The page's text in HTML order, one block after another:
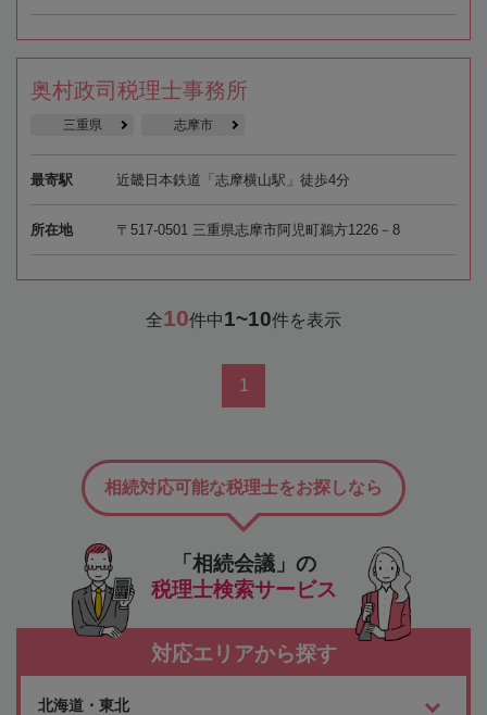
奥村政司税理士事務所
三重県 志摩市
最寄駅 近畿日本鉄道「志摩横山駅」徒歩4分
所在地 〒517-0501 三重県志摩市阿児町鵜方1226－8
全10件中1~10件を表示
1
「相続会議」の
税理士検索サービス
相続対応可能な税理士をお探しなら
対応エリアから探す
北海道・東北